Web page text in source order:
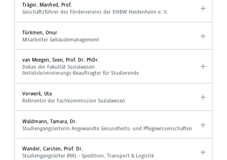
Träger, Manfred, Prof.
Geschäftsführer des Fördervereins der DHBW Heidenheim e. V.
Türkmen, Onur
Mitarbeiter Gebäudemanagement
van Meegen, Sven, Prof. Dr. PhDr.
Dekan der Fakultät Sozialwesen
Antidiskriminierungs-Beauftragter für Studierende
Vorwerk, Uta
Referentin der Fachkommission Sozialwesen
Waldmann, Tamara, Dr.
Studiengangsleiterin Angewandte Gesundheits- und Pflegewissenschaften
Wander, Carsten, Prof. Dr.
Studiengangsleiter BWL - Spedition, Transport & Logistik